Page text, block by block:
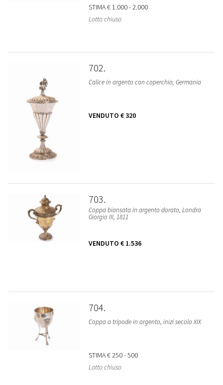
STIMA€ 1.000 - 2.000
Lotto chiuso
702
Calice in argento con coperchio, Germania
VENDUTO € 320
703
Coppa biansata in argento dorato, Londra
Giorgio III, 1811
VENDUTO € 1.536
704
Coppa a tripode in argento, inizi secolo XIX
STIMA€ 250 - 500
Lotto chiuso